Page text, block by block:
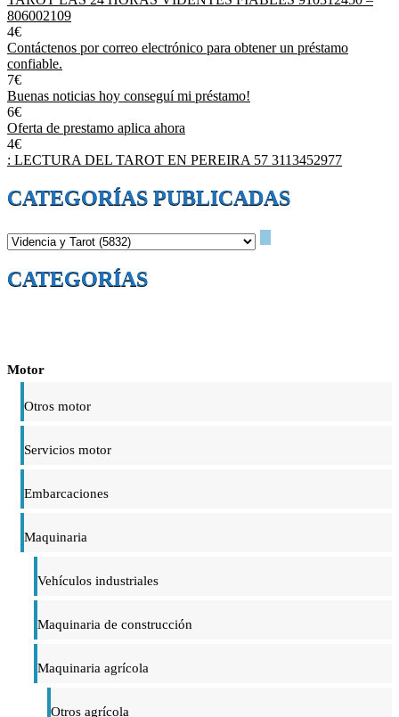
806002109
4€
Contáctenos por correo electrónico para obtener un préstamo
confiable.
7€
Buenas noticias hoy conseguí mi préstamo!
6€
Oferta de prestamo aplica ahora
4€
: LECTURA DEL TAROT EN PEREIRA 57 3113452977
CATEGORÍAS PUBLICADAS
CATEGORÍAS
Motor
Otros motor
Servicios motor
Embarcaciones
Maquinaria
Vehículos industriales
Maquinaria de construcción
Maquinaria agrícola
Otros agrícola